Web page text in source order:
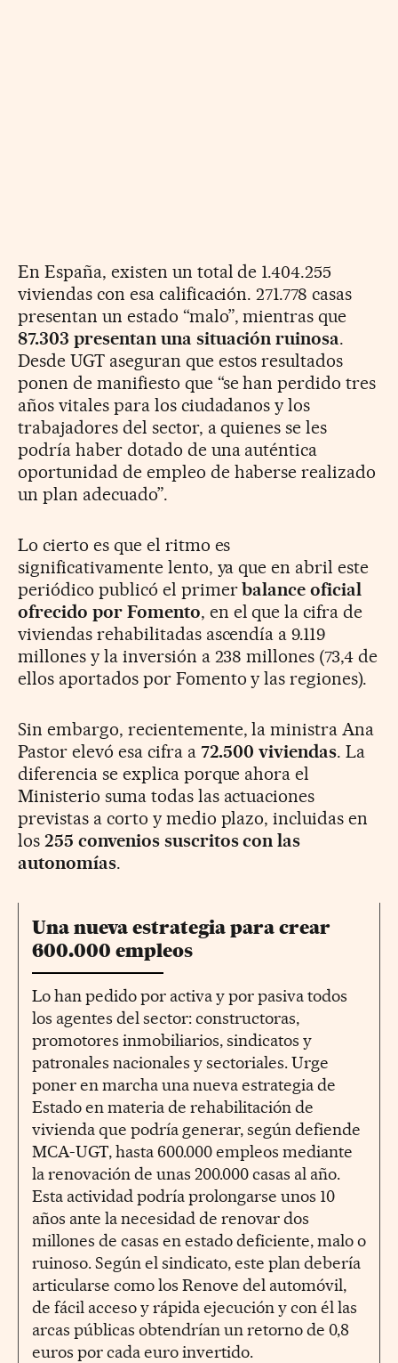
En España, existen un total de 1.404.255
viviendas con esa calificación. 271.778 casas
presentan un estado “malo”, mientras que
87.303 presentan una situación ruinosa.
Desde UGT aseguran que estos resultados
ponen de manifiesto que “se han perdido tres
años vitales para los ciudadanos y los
trabajadores del sector, a quienes se les
podría haber dotado de una auténtica
oportunidad de empleo de haberse realizado
un plan adecuado”.
Lo cierto es que el ritmo es
significativamente lento, ya que en abril este
periódico publicó el primerbalance oficial
ofrecido por Fomento, en el que la cifra de
viviendas rehabilitadas ascendía a 9.119
millones y la inversión a 238 millones (73,4 de
ellos aportados por Fomento y las regiones).
Sin embargo, recientemente, la ministra Ana
Pastor elevó esa cifra a 72.500 viviendas. La
diferencia se explica porque ahora el
Ministerio suma todas las actuaciones
previstas a corto y medio plazo, incluidas en
los 255 convenios suscritos con las
autonomías.
Una nueva estrategia para crear
600.000 empleos
Lo han pedido por activa y por pasiva todos
los agentes del sector: constructoras,
promotores inmobiliarios, sindicatos y
patronales nacionales y sectoriales. Urge
poner en marcha una nueva estrategia de
Estado en materia de rehabilitación de
vivienda que podría generar, según defiende
MCA-UGT, hasta 600.000 empleos mediante
la renovación de unas 200.000 casas al año.
Esta actividad podría prolongarse unos 10
años ante la necesidad de renovar dos
millones de casas en estado deficiente, malo o
ruinoso. Según el sindicato, este plan debería
articularse como los Renove del automóvil,
de fácil acceso y rápida ejecución y con él las
arcas públicas obtendrían un retorno de 0,8
euros por cada euro invertido.